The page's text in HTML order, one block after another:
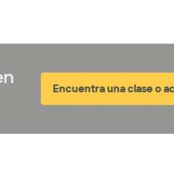
Encuentra una clase o